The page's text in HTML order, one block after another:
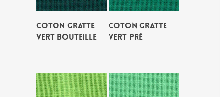
COTON GRATTE
VERT BOUTEILLE
COTON GRATTE
VERT PRÉ